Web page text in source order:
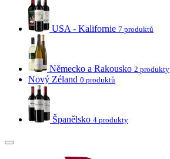
USA - Kalifornie 7 produktů
Německo a Rakousko 2 produkty
Nový Zéland 0 produktů
Španělsko 4 produkty